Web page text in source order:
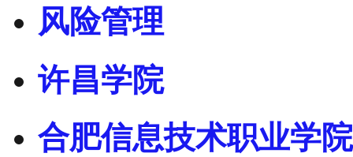
风险管理
许昌学院
合肥信息技术职业学院